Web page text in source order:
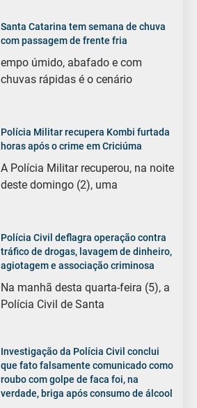
Santa Catarina tem semana de chuva
com passagem de frente fria
empo úmido, abafado e com
chuvas rápidas é o cenário
Polícia Militar recupera Kombi furtada
horas após o crime em Criciúma
A Polícia Militar recuperou, na noite
deste domingo (2), uma
Polícia Civil deflagra operação contra
tráfico de drogas, lavagem de dinheiro,
agiotagem e associação criminosa
Na manhã desta quarta-feira (5), a
Polícia Civil de Santa
Investigação da Polícia Civil conclui
que fato falsamente comunicado como
roubo com golpe de faca foi, na
verdade, briga após consumo de álcool